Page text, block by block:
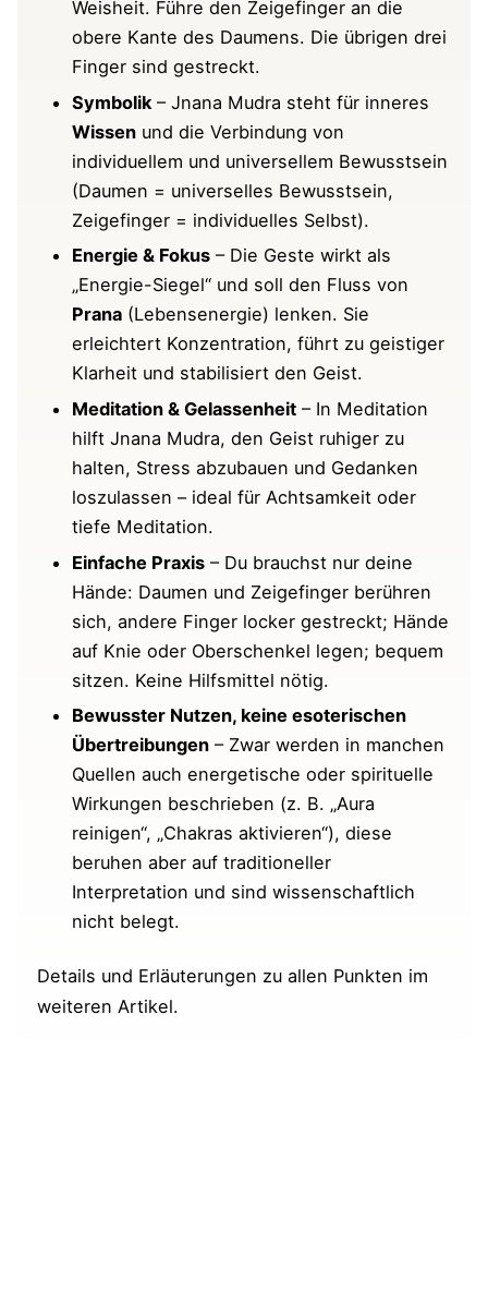
ausführen?
🔀 Variationen des Jnana Mudra
❌ Häufige Fehler – und wie man sie
vermeidet
Symbolische Bedeutung (klassische
Interpretation)
📚 In welchen alten Yogaschriften findet
sich Jnana Mudra?
Ergänzung oder Frage von dir
Weitere Yoga Mudras & Bandhas auf Yoga-
Welten.de
Weisheit. Führe den Zeigefinger an die
obere Kante des Daumens. Die übrigen drei
Finger sind gestreckt.
Symbolik – Jnana Mudra steht für inneres
Wissen und die Verbindung von
individuellem und universellem Bewusstsein
(Daumen = universelles Bewusstsein,
Zeigefinger = individuelles Selbst).
Energie & Fokus – Die Geste wirkt als
„Energie-Siegel“ und soll den Fluss von
Prana (Lebensenergie) lenken. Sie
erleichtert Konzentration, führt zu geistiger
Klarheit und stabilisiert den Geist.
Meditation & Gelassenheit – In Meditation
hilft Jnana Mudra, den Geist ruhiger zu
halten, Stress abzubauen und Gedanken
loszulassen – ideal für Achtsamkeit oder
tiefe Meditation.
Einfache Praxis – Du brauchst nur deine
Hände: Daumen und Zeigefinger berühren
sich, andere Finger locker gestreckt; Hände
auf Knie oder Oberschenkel legen; bequem
sitzen. Keine Hilfsmittel nötig.
Bewusster Nutzen, keine esoterischen
Übertreibungen – Zwar werden in manchen
Quellen auch energetische oder spirituelle
Wirkungen beschrieben (z. B. „Aura
reinigen“, „Chakras aktivieren“), diese
beruhen aber auf traditioneller
Interpretation und sind wissenschaftlich
nicht belegt.
Details und Erläuterungen zu allen Punkten im
weiteren Artikel.